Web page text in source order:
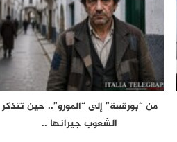
من “بورقعة” إلى “المورو”.. حين تتذكر
الشعوب جيرانها ..